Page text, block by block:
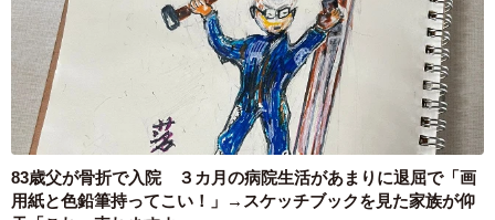
83歳父が骨折で入院 ３カ月の病院生活があまりに退屈で「画
用紙と色鉛筆持ってこい！」→スケッチブックを見た家族が仰